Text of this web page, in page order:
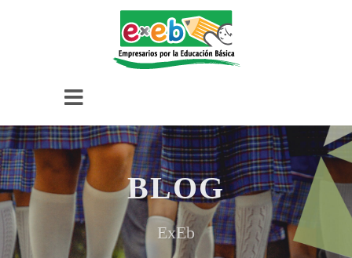
BLOG
ExEb